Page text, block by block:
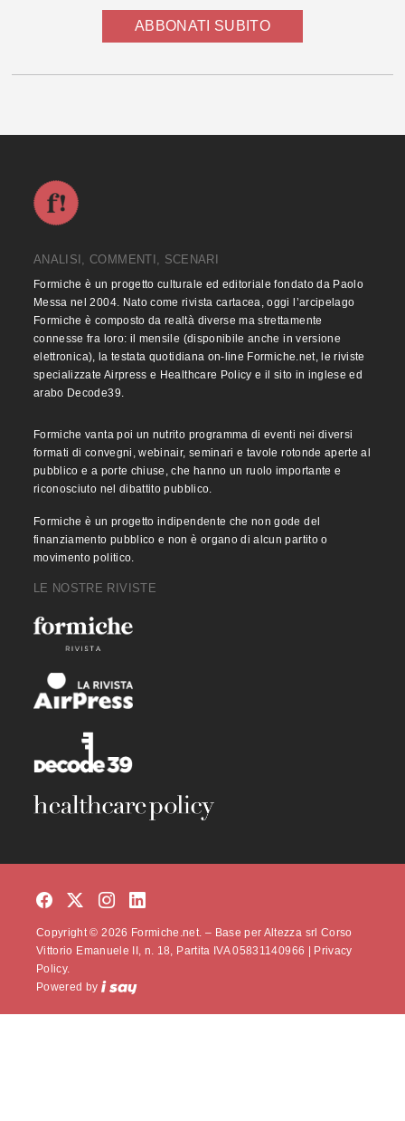
ABBONATI SUBITO
ANALISI, COMMENTI, SCENARI
Formiche è un progetto culturale ed editoriale fondato da Paolo
Messa nel 2004. Nato come rivista cartacea, oggi l’arcipelago
Formiche è composto da realtà diverse ma strettamente
connesse fra loro: il mensile (disponibile anche in versione
elettronica), la testata quotidiana on-line Formiche.net, le riviste
specializzate Airpress e Healthcare Policy e il sito in inglese ed
arabo Decode39.
Formiche vanta poi un nutrito programma di eventi nei diversi
formati di convegni, webinair, seminari e tavole rotonde aperte al
pubblico e a porte chiuse, che hanno un ruolo importante e
riconosciuto nel dibattito pubblico.
Formiche è un progetto indipendente che non gode del
finanziamento pubblico e non è organo di alcun partito o
movimento politico.
LE NOSTRE RIVISTE
Copyright © 2026 Formiche.net. – Base per Altezza srl Corso
Vittorio Emanuele II, n. 18, Partita IVA 05831140966 |
Privacy
Policy.
Powered by